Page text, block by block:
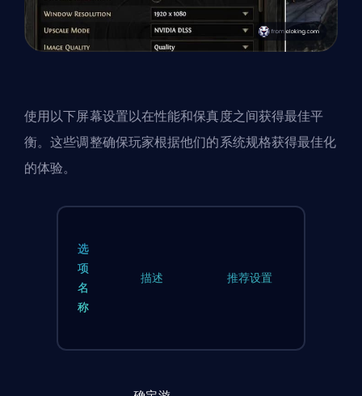
使用以下屏幕设置以在性能和保真度之间获得最佳平
衡。这些调整确保玩家根据他们的系统规格获得最佳化
的体验。
选
项
名
称
描述 推荐设置